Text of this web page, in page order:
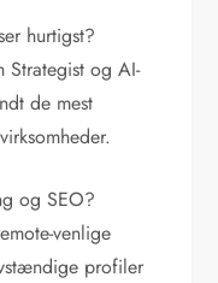
hurtigst?
Strategist og AI-
de mest
og SEO?
venlige
profiler